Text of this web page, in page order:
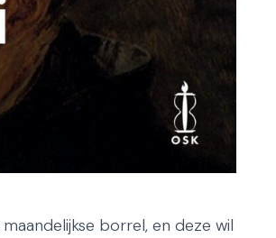
borrel, en deze wil